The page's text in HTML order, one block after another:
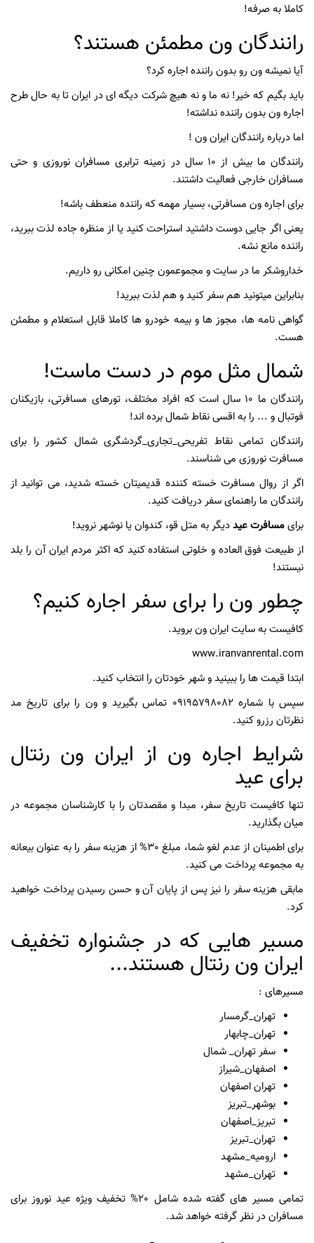
کاملا به صرفه!
رانندگان ون مطمئن هستند؟
آیا نمیشه ون رو بدون راننده اجاره کرد؟
باید بگیم که خیر! نه ما و نه هیچ شرکت دیگه ای در ایران تا به حال طرح
اجاره ون بدون راننده نداشته!
اما درباره رانندگان ایران ون !
رانندگان ما بیش از 10 سال در زمینه ترابری مسافران نوروزی و حتی
مسافران خارجی فعالیت داشتند.
برای اجاره ون مسافرتی، بسیار مهمه که راننده منعطف باشه!
یعنی اگر جایی دوست داشتید استراحت کنید یا از منظره جاده لذت ببرید،
راننده مانع نشه.
خداروشکر ما در سایت و مجموعمون چنین امکانی رو داریم.
بنابراین میتونید هم سفر کنید و هم لذت ببرید!
گواهی نامه ها، مجوز ها و بیمه خودرو ها کاملا قابل استعلام و مطمئن
هست.
شمال مثل موم در دست ماست!
رانندگان ما 10 سال است که افراد مختلف، تورهای مسافرتی، بازیکنان
فوتبال و ... را به اقسی نقاط شمال برده اند!
رانندگان تمامی نقاط تفریحی_تجاری_گردشگری شمال کشور را برای
مسافرت نوروزی می شناسند.
اگر از روال مسافرت خسته کننده قدیمیتان خسته شدید، می توانید از
رانندگان ما راهنمای سفر دریافت کنید.
برایمسافرت عیددیگر به متل قو، کندوان یا نوشهر نروید!
از طبیعت فوق العاده و خلوتی استفاده کنید که اکثر مردم ایران آن را بلد
نیستند!
چطور ون را برای سفر اجاره کنیم؟
کافیست به سایت ایران ون بروید.
www.iranvanrental.com
ابتدا قیمت ها را ببینید و شهر خودتان را انتخاب کنید.
سپس با شماره 09195798082 تماس بگیرید و ون را برای تاریخ مد
نظرتان رزرو کنید.
شرایط اجاره ون از ایران ون رنتال
برای عید
تنها کافیست تاریخ سفر، مبدا و مقصدتان را با کارشناسان مجموعه در
میان بگذارید.
برای اطمینان از عدم لغو شما، مبلغ 30% از هزینه سفر را به عنوان بیعانه
به مجموعه پرداخت می کنید.
مابقی هزینه سفر را نیز پس از پایان آن و حسن رسیدن پرداخت خواهید
کرد.
مسیر هایی که در جشنواره تخفیف
ایران ون رنتال هستند...
مسیرهای :
تهران_گرمسار
تهران_چابهار
سفر تهران_ شمال
اصفهان_شیراز
تهران اصفهان
بوشهر_تبریز
تبریز_اصفهان
تهران_تبریز
ارومیه_مشهد
تهران_مشهد
تمامی مسیر های گفته شده شامل 20% تخفیف ویژه عید نوروز برای
مسافران در نظر گرفته خواهد شد.